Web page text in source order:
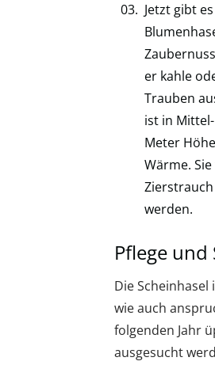
Jetzt gibt
er kahle
Trauben
ist in
Meter
Wärme.
werden.
Pflege
Die
wie auch
folgenden Jahr
ausgesucht